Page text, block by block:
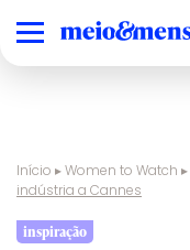
Início ▸Women to Watch ▸
indústria a Cannes
inspiração